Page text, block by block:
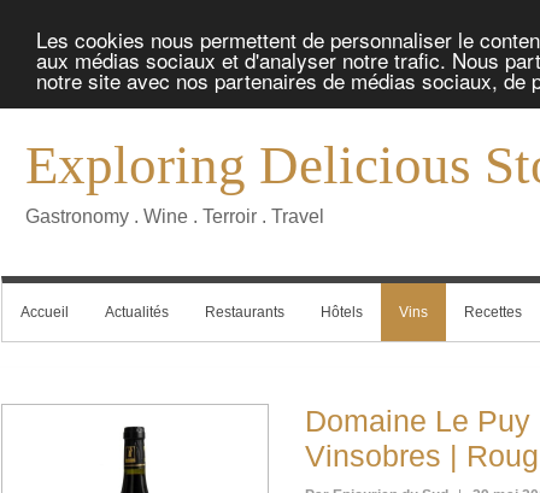
Les cookies nous permettent de personnaliser le
aux médias sociaux et d'analyser notre trafic. Nous
notre site avec nos partenaires de médias sociaux, de
Exploring Delicious
Gastronomy . Wine . Terroir . Travel
Accueil Actualités Restaurants Hôtels Vins Recettes
Domaine Le
Vinsobres |